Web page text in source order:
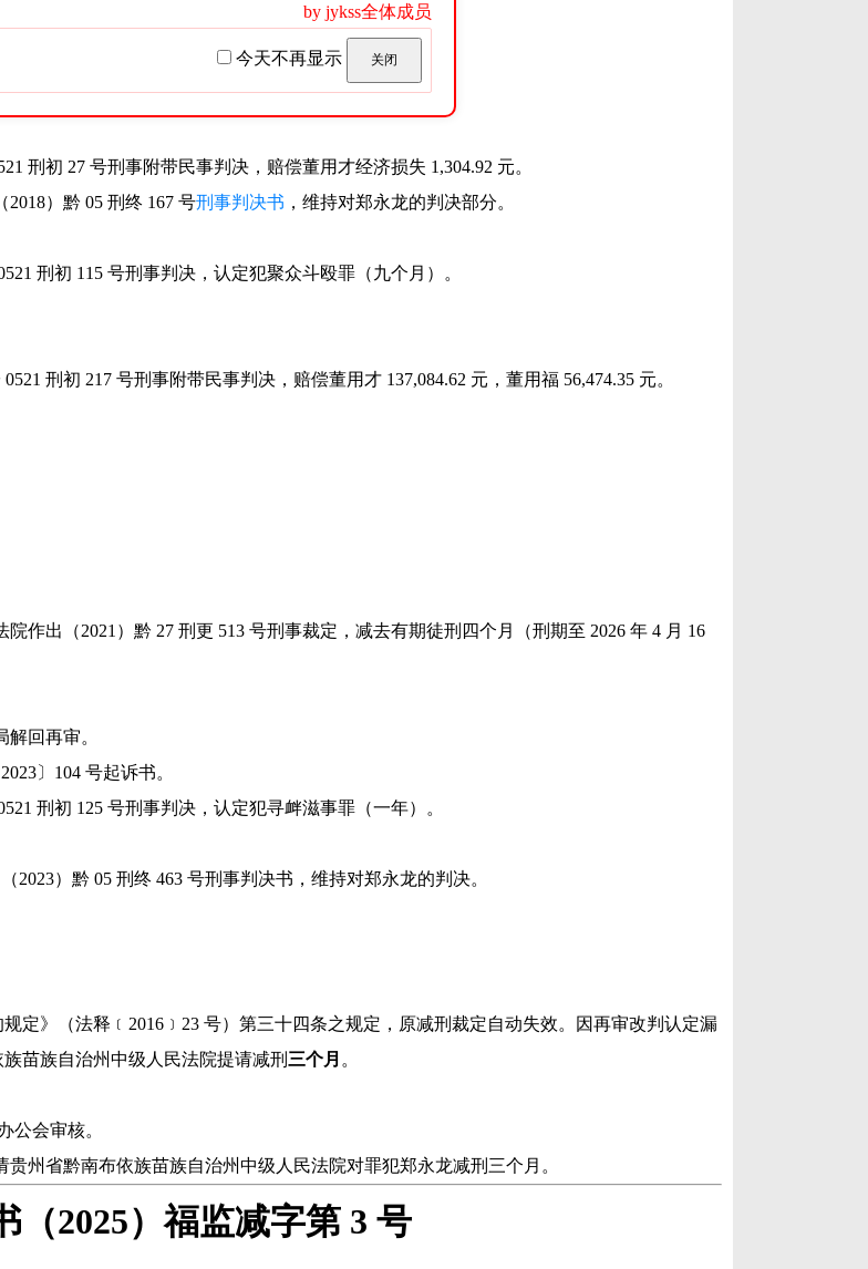
刑初 325 号刑事判决，认定犯非法拘禁罪
（二年）。
刑初 27 号刑事附带民事判决，赔偿董用才经济损失 1,304.92 元。
）黔 05 刑终 167 号刑事判决书 ，维持对郑永龙的判决部分。
刑初 115 号刑事判决，认定犯聚众斗殴罪（九个月）。
刑初 217 号刑事附带民事判决，赔偿董用才 137,084.62 元，董用福 56,474.35 元。
作出（2021）黔 27 刑更 513 号刑事裁定，减去有期徒刑四个月（刑期至 2026 年 4 月 16
回再审。
〕104 号起诉书。
刑初 125 号刑事判决，认定犯寻衅滋事罪（一年）。
）黔 05 刑终 463 号刑事判决书，维持对郑永龙的判决。
规定》（法释﹝2016﹞23 号）第三十四条之规定，原减刑裁定自动失效。因再审改判认定漏
苗族自治州中级人民法院提请减刑 三个月 。
公会审核。
州省黔南布依族苗族自治州中级人民法院对罪犯郑永龙减刑三个月。
2025）福监减字第 3 号
by jykss全体成员
今天不再显示 关闭